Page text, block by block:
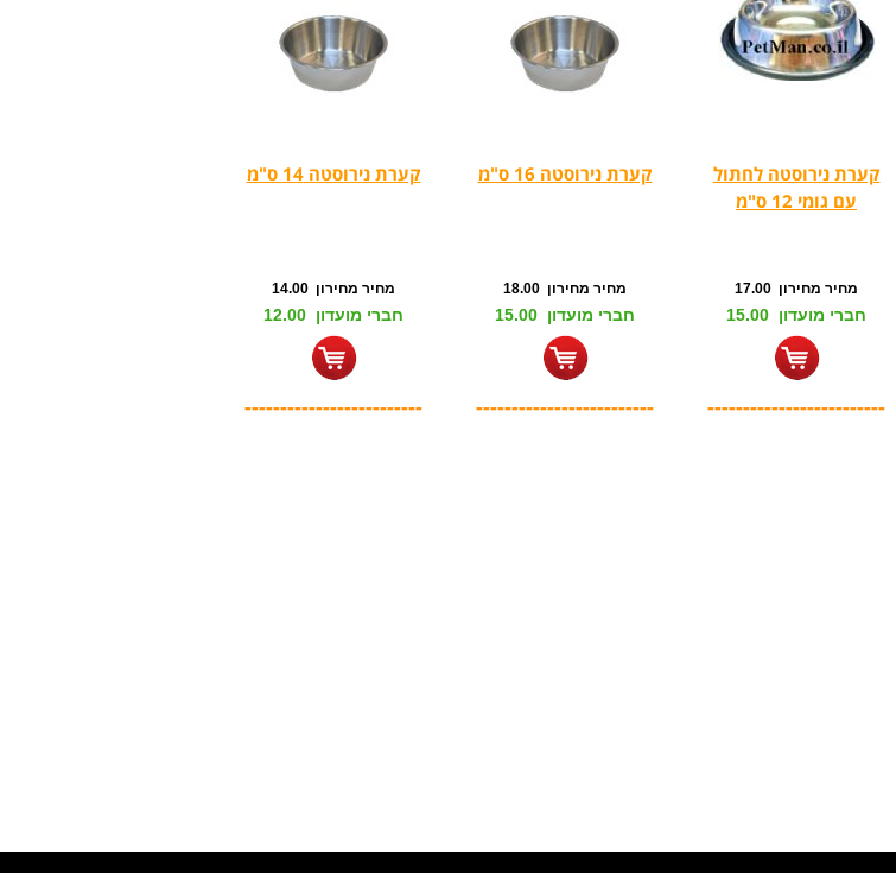
קערת נירוסטה לחתול
עם גומי 12 ס"מ
מחיר מחירון 17.00
חברי מועדון 15.00
-------------------------
קערת נירוסטה 16 ס"מ
מחיר מחירון 18.00
חברי מועדון 15.00
-------------------------
קערת נירוסטה 14 ס"מ
מחיר מחירון 14.00
חברי מועדון 12.00
-------------------------